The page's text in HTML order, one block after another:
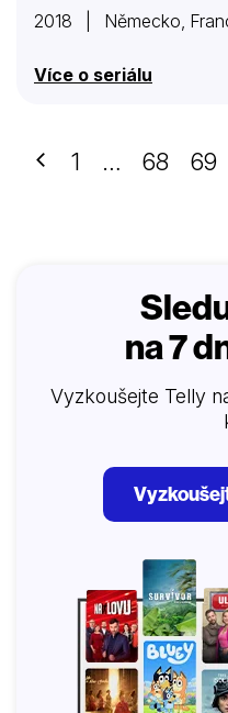
2018 | Německo,
Více o seriálu
Předchozí
1 … 68 69
na 7
Vyzkoušejte Telly